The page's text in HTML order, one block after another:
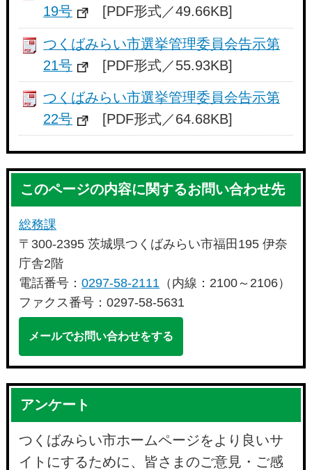
19号
[PDF形式／49.66KB]
つくばみらい市選挙管理委員会告示第
21号
[PDF形式／55.93KB]
つくばみらい市選挙管理委員会告示第
22号
[PDF形式／64.68KB]
このページの内容に関するお問い合わせ先
総務課
〒300-2395 茨城県つくばみらい市福田195 伊奈
庁舎2階
電話番号：0297-58-2111 （内線：2100～2106）
ファクス番号：0297-58-5631
メールでお問い合わせをする
アンケート
つくばみらい市ホームページをより良いサ
イトにするために、皆さまのご意見・ご感